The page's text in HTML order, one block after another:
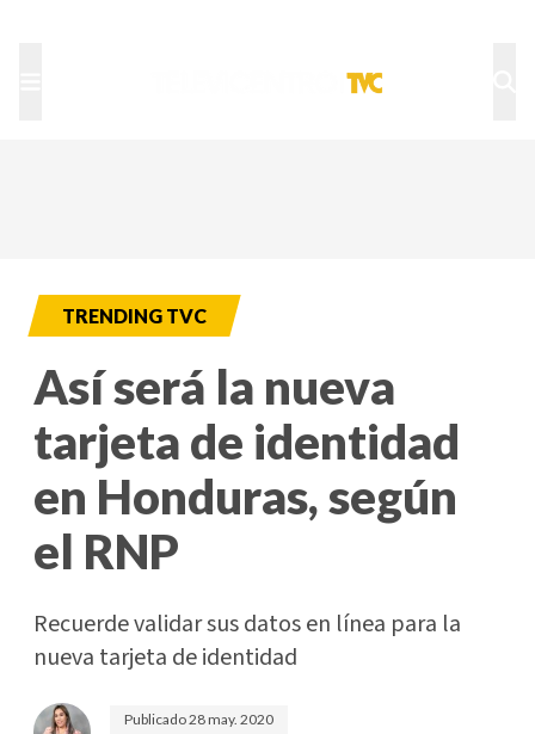
TRENDING TVC
Así será la nueva
tarjeta de identidad
en Honduras, según
el RNP
Recuerde validar sus datos en línea para la
nueva tarjeta de identidad
Publicado28 may. 2020